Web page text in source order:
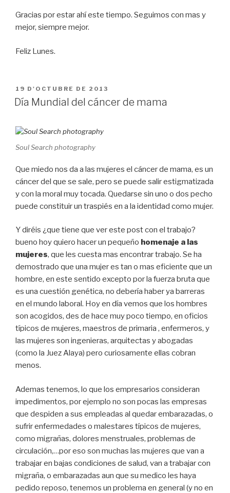
Gracias por estar ahí este tiempo. Seguimos con mas y
mejor, siempre mejor.
Feliz Lunes.
PUBLICAT
A
19 D'OCTUBRE DE 2013
Día Mundial del cáncer de mama
Soul Search photography
Que miedo nos da a las mujeres el cáncer de mama, es un
cáncer del que se sale, pero se puede salir estigmatizada
y con la moral muy tocada. Quedarse sin uno o dos pecho
puede constituir un traspiés en a la identidad como mujer.
Y diréis ¿que tiene que ver este post con el trabajo?
bueno hoy quiero hacer un pequeño homenaje a las
mujeres, que les cuesta mas encontrar trabajo. Se ha
demostrado que una mujer es tan o mas eficiente que un
hombre, en este sentido excepto por la fuerza bruta que
es una cuestión genética, no debería haber ya barreras
en el mundo laboral. Hoy en día vemos que los hombres
son acogidos, des de hace muy poco tiempo, en oficios
típicos de mujeres, maestros de primaria , enfermeros, y
las mujeres son ingenieras, arquitectas y abogadas
(como la Juez Alaya) pero curiosamente ellas cobran
menos.
Ademas tenemos, lo que los empresarios consideran
impedimentos, por ejemplo no son pocas las empresas
que despiden a sus empleadas al quedar embarazadas, o
sufrir enfermedades o malestares típicos de mujeres,
como migrañas, dolores menstruales, problemas de
circulación,…por eso son muchas las mujeres que van a
trabajar en bajas condiciones de salud, van a trabajar con
migraña, o embarazadas aun que su medico les haya
pedido reposo, tenemos un problema en general (y no en